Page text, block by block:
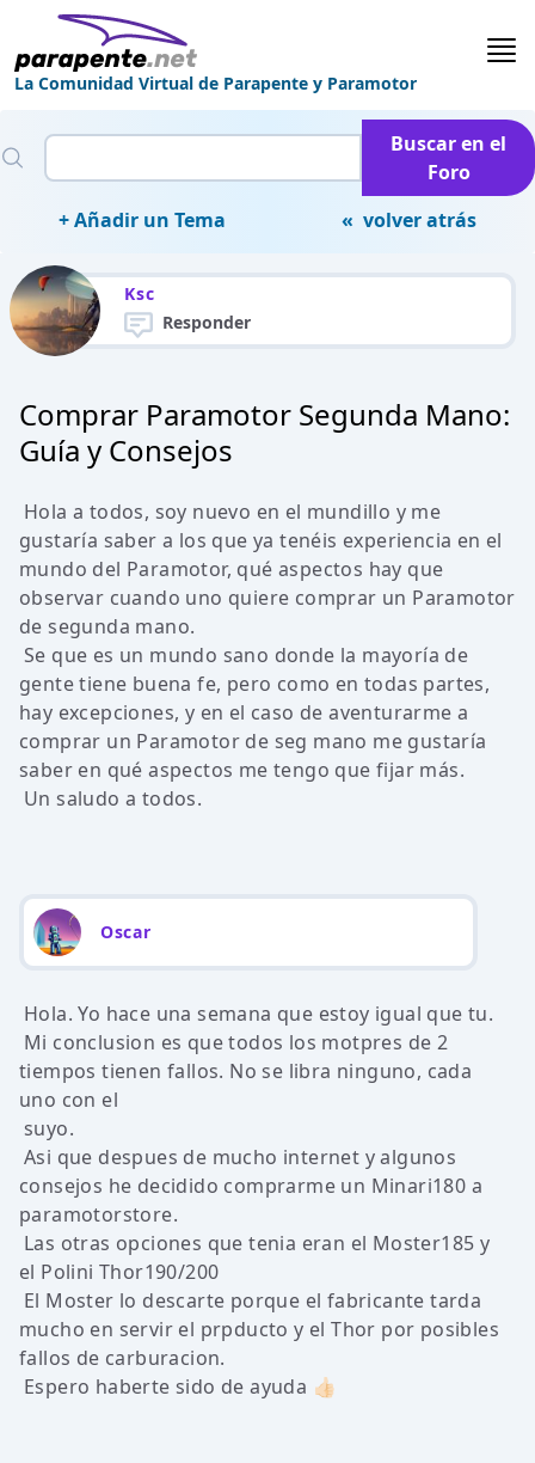
La Comunidad Virtual de Parapente y Paramotor
Buscar en el
Foro
+ Añadir un Tema
« volver atrás
Ksc
Responder
Comprar Paramotor Segunda Mano:
Guía y Consejos
Hola a todos, soy nuevo en el mundillo y me
gustaría saber a los que ya tenéis experiencia en el
mundo del Paramotor, qué aspectos hay que
observar cuando uno quiere comprar un Paramotor
de segunda mano.
Se que es un mundo sano donde la mayoría de
gente tiene buena fe, pero como en todas partes,
hay excepciones, y en el caso de aventurarme a
comprar un Paramotor de seg mano me gustaría
saber en qué aspectos me tengo que fijar más.
Un saludo a todos.
Oscar
Hola. Yo hace una semana que estoy igual que tu.
Mi conclusion es que todos los motpres de 2
tiempos tienen fallos. No se libra ninguno, cada
uno con el
suyo.
Asi que despues de mucho internet y algunos
consejos he decidido comprarme un Minari180 a
paramotorstore.
Las otras opciones que tenia eran el Moster185 y
el Polini Thor190/200
El Moster lo descarte porque el fabricante tarda
mucho en servir el prpducto y el Thor por posibles
fallos de carburacion.
Espero haberte sido de ayuda 👍🏻